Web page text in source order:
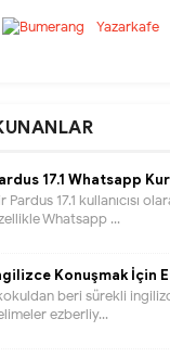
17.1 Whatsapp
Pardus 17.1 kullanıcısı
Whatsapp ...
Konuşmak İçin
beri sürekli
ezberliy...